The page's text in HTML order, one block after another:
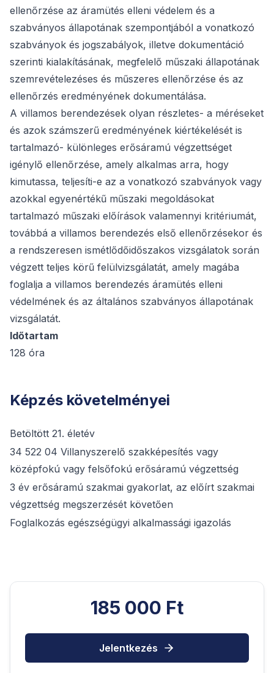
ellenőrzése az áramütés elleni védelem és a
szabványos állapotának szempontjából a vonatkozó
szabványok és jogszabályok, illetve dokumentáció
szerinti kialakításának, megfelelő műszaki állapotának
szemrevételezéses és műszeres ellenőrzése és az
ellenőrzés eredményének dokumentálása.
A villamos berendezések olyan részletes- a méréseket
és azok számszerű eredményének kiértékelését is
tartalmazó- különleges erősáramú végzettséget
igénylő ellenőrzése, amely alkalmas arra, hogy
kimutassa, teljesíti-e az a vonatkozó szabványok vagy
azokkal egyenértékű műszaki megoldásokat
tartalmazó műszaki előírások valamennyi kritériumát,
továbbá a villamos berendezés első ellenőrzésekor és
a rendszeresen ismétlődőidőszakos vizsgálatok során
végzett teljes körű felülvizsgálatát, amely magába
foglalja a villamos berendezés áramütés elleni
védelmének és az általános szabványos állapotának
vizsgálatát.
Időtartam
128 óra
Képzés követelményei
Betöltött 21. életév
34 522 04 Villanyszerelő szakképesítés vagy
középfokú vagy felsőfokú erősáramú végzettség
3 év erősáramú szakmai gyakorlat, az előírt szakmai
végzettség megszerzését követően
Foglalkozás egészségügyi alkalmassági igazolás
185 000 Ft
Jelentkezés